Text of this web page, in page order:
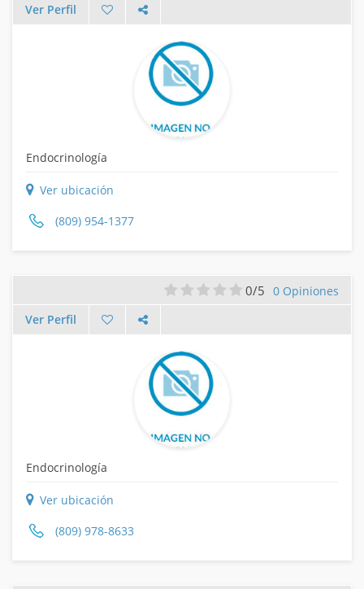
Ver Perfil
Endocrinología
Ver ubicación
(809) 954-1377
0/5 0 Opiniones
Ver Perfil
Endocrinología
Ver ubicación
(809) 978-8633